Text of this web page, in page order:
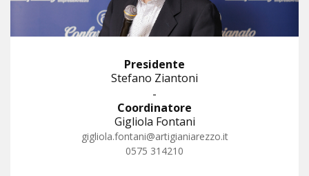
Presidente
Stefano Ziantoni
-
Coordinatore
Gigliola Fontani
gigliola.fontani@artigianiarezzo.it
0575 314210